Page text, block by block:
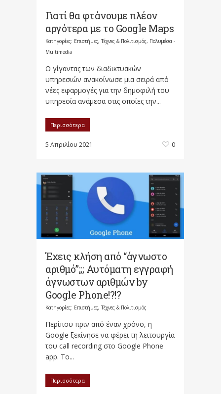
Γιατί θα φτάνουμε πλέον
αργότερα με το Google Maps
Κατηγορίες: Επιστήμες, Τέχνες & Πολιτισμός, Πολυμέσα -
Multimedia
Ο γίγαντας των διαδικτυακών
υπηρεσιών ανακοίνωσε μια σειρά από
νέες εφαρμογές για την δημοφιλή του
υπηρεσία ανάμεσα στις οποίες την...
Περισσότερα
5 Απριλίου 2021 0
Έχεις κλήση από “άγνωστο
αριθμό”;;; Αυτόματη εγγραφή
άγνωστων αριθμών by
Google Phone!?!?
Κατηγορίες: Επιστήμες, Τέχνες & Πολιτισμός
Περίπου πριν από έναν χρόνο, η
Google ξεκίνησε να φέρει τη λειτουργία
του call recording στο Google Phone
app. Το...
Περισσότερα